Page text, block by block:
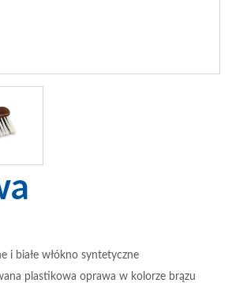
i białe włókno syntetyczne
plastikowa oprawa w kolorze brązu